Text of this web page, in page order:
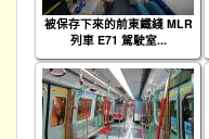
被保存下來的前東鐵綫 MLR
列車 E71 駕駛室...